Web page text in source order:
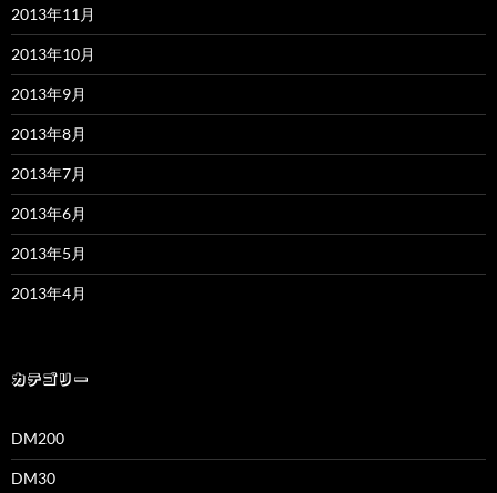
2013年11月
2013年10月
2013年9月
2013年8月
2013年7月
2013年6月
2013年5月
2013年4月
カテゴリー
DM200
DM30